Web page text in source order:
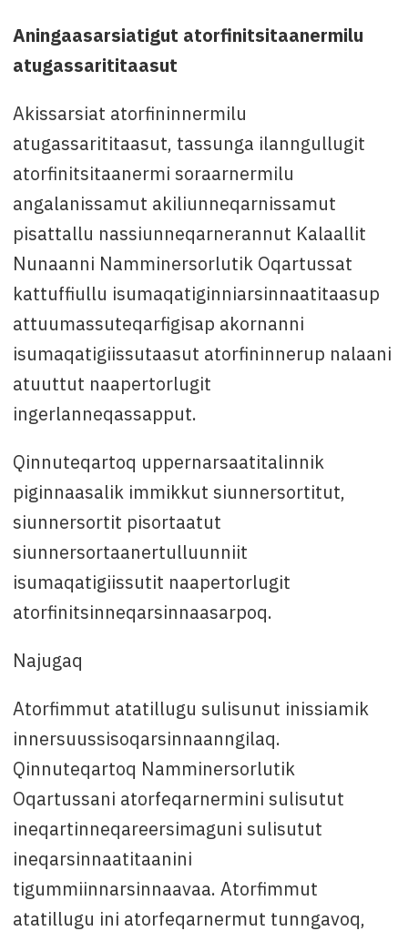
Aningaasarsiatigut atorfinitsitaanermilu
atugassarititaasut
Akissarsiat atorfininnermilu
atugassarititaasut, tassunga ilanngullugit
atorfinitsitaanermi soraarnermilu
angalanissamut akiliunneqarnissamut
pisattallu nassiunneqarnerannut Kalaallit
Nunaanni Namminersorlutik Oqartussat
kattuffiullu isumaqatiginniarsinnaatitaasup
attuumassuteqarfigisap akornanni
isumaqatigiissutaasut atorfininnerup nalaani
atuuttut naapertorlugit
ingerlanneqassapput.
Qinnuteqartoq uppernarsaatitalinnik
piginnaasalik immikkut siunnersortitut,
siunnersortit pisortaatut
siunnersortaanertulluunniit
isumaqatigiissutit naapertorlugit
atorfinitsinneqarsinnaasarpoq.
Najugaq
Atorfimmut atatillugu sulisunut inissiamik
innersuussisoqarsinnaanngilaq.
Qinnuteqartoq Namminersorlutik
Oqartussani atorfeqarnermini sulisutut
ineqartinneqareersimaguni sulisutut
ineqarsinnaatitaanini
tigummiinnarsinnaavaa. Atorfimmut
atatillugu ini atorfeqarnermut tunngavoq,